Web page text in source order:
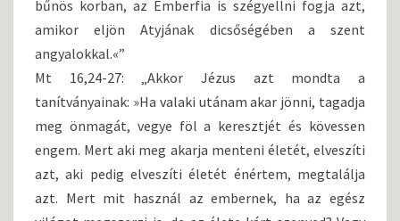
bűnös korban, az Emberfia is szégyellni fogja azt,
amikor eljön Atyjának dicsőségében a szent
angyalokkal.«”
Mt 16,24-27: „Akkor Jézus azt mondta a
tanítványainak: »Ha valaki utánam akar jönni, tagadja
meg önmagát, vegye föl a keresztjét és kövessen
engem. Mert aki meg akarja menteni életét, elveszíti
azt, aki pedig elveszíti életét énértem, megtalálja
azt. Mert mit használ az embernek, ha az egész